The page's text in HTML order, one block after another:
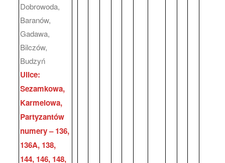
Dobrowoda,
Baranów,
Gadawa,
Bilczów,
Budzyń
Ulice:
Sezamkowa,
Karmelowa,
Partyzantów
numery – 136,
136A, 138,
144, 146, 148,